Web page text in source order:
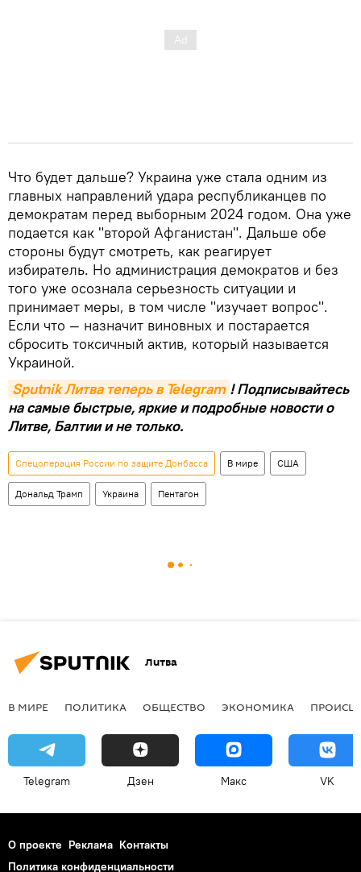
Что будет дальше? Украина уже стала одним из
главных направлений удара республиканцев по
демократам перед выборным 2024 годом. Она уже
подается как "второй Афганистан". Дальше обе
стороны будут смотреть, как реагирует
избиратель. Но администрация демократов и без
того уже осознала серьезность ситуации и
принимает меры, в том числе "изучает вопрос".
Если что — назначит виновных и постарается
сбросить токсичный актив, который называется
Украиной.
Sputnik Литва теперь в Telegram ! Подписывайтесь
на самые быстрые, яркие и подробные новости о
Литве, Балтии и не только.
Спецоперация России по защите Донбасса В мире США
Дональд Трамп Украина Пентагон
Литва
В МИРЕ ПОЛИТИКА ОБЩЕСТВО ЭКОНОМИКА
Telegram Дзен Макс VK
О проекте Реклама Контакты
Политика конфиденциальности